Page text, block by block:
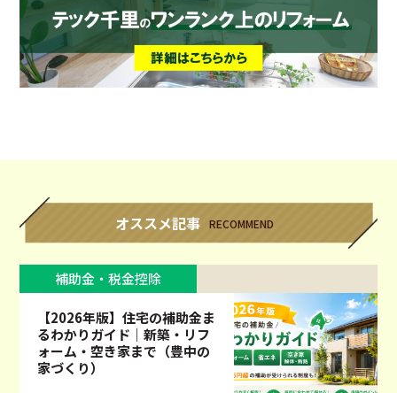
オススメ記事 RECOMMEND
補助金・税金控除
【2026年版】住宅の補助金ま
るわかりガイド｜新築・リフ
ォーム・空き家まで（豊中の
家づくり）